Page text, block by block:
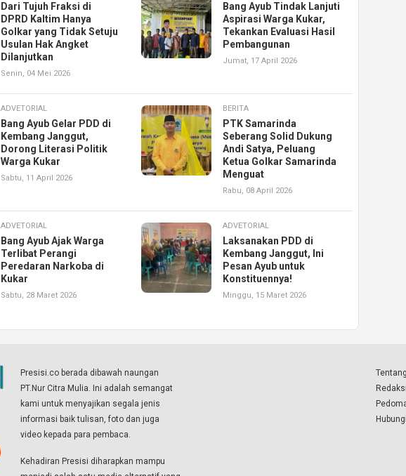
Dari Tujuh Fraksi di
DPRD Kaltim Hanya
Golkar yang Tidak Setuju
Usulan Hak Angket
Dilanjutkan
Senin, 04 Mei 2026
Bang Ayub Tindak Lanjuti
Aspirasi Warga Kukar,
Tekankan Evaluasi Hasil
Pembangunan
Jumat, 17 April 2026
ADVETORIAL
Bang Ayub Gelar PDD di
Kembang Janggut,
Dorong Literasi Politik
Warga Kukar
Sabtu, 11 April 2026
BERITA
PTK Samarinda
Seberang Solid Dukung
Andi Satya, Peluang
Ketua Golkar Samarinda
Menguat
Rabu, 08 April 2026
ADVETORIAL
Bang Ayub Ajak Warga
Terlibat Perangi
Peredaran Narkoba di
Kukar
Sabtu, 28 Maret 2026
ADVETORIAL
Laksanakan PDD di
Kembang Janggut, Ini
Pesan Ayub untuk
Konstituennya!
Minggu, 15 Maret 2026
Presisi.co berada dibawah naungan
PT.Nur Citra Mulia. Ini adalah semangat
kami untuk menyajikan segala jenis
informasi baik tulisan, foto dan juga
video kepada para pembaca.
Kehadiran Presisi diharapkan mampu
Redaksi